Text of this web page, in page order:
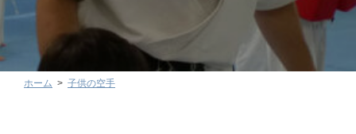
ホーム 子供の空手